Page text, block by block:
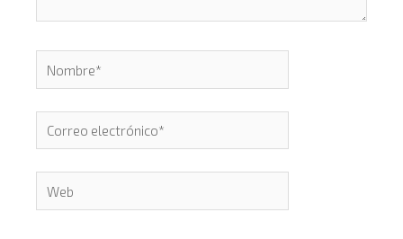
Nombre*
Correo
electrónico*
Web